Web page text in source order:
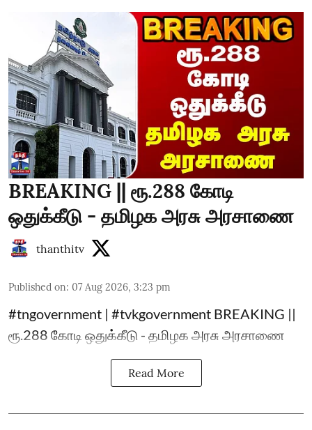
BREAKING || ரூ.288 கோடி
ஒதுக்கீடு - தமிழக அரசு அரசாணை
thanthitv
Published on: 07 Aug 2026, 3:23 pm
#tngovernment | #tvkgovernment BREAKING ||
ரூ.288 கோடி ஒதுக்கீடு - தமிழக அரசு அரசாணை
Read More